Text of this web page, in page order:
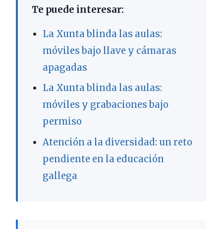
Te puede interesar:
La Xunta blinda las aulas:
móviles bajo llave y cámaras
apagadas
La Xunta blinda las aulas:
móviles y grabaciones bajo
permiso
Atención a la diversidad: un reto
pendiente en la educación
gallega